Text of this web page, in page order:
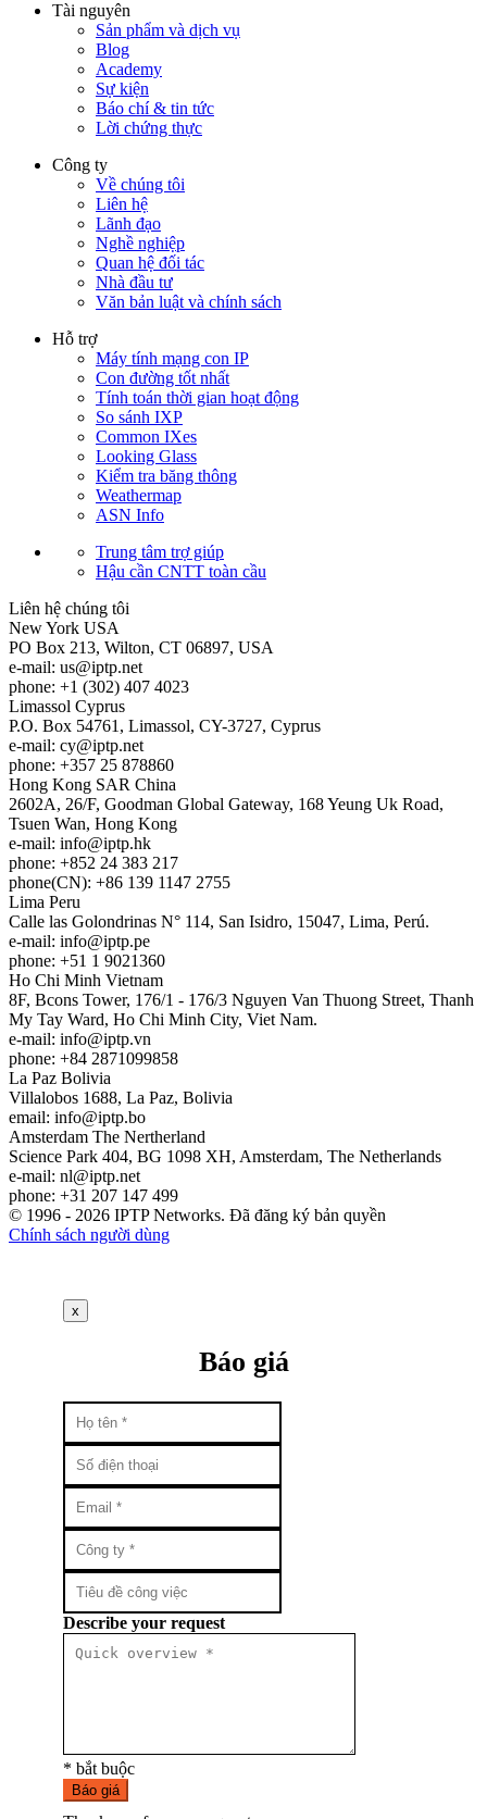
Tài nguyên
Sản phẩm và dịch vụ
Blog
Academy
Sự kiện
Báo chí & tin tức
Lời chứng thực
Công ty
Về chúng tôi
Liên hệ
Lãnh đạo
Nghề nghiệp
Quan hệ đối tác
Nhà đầu tư
Văn bản luật và chính sách
Hỗ trợ
Máy tính mạng con IP
Con đường tốt nhất
Tính toán thời gian hoạt động
So sánh IXP
Common IXes
Looking Glass
Kiểm tra băng thông
Weathermap
ASN Info
Trung tâm trợ giúp
Hậu cần CNTT toàn cầu
Liên hệ chúng tôi
New York USA
PO Box 213, Wilton, CT 06897, USA
e-mail: us
iptp.net
phone: +1 (302) 407 4023
Limassol Cyprus
P.O. Box 54761, Limassol, CY-3727, Cyprus
e-mail: cy
iptp.net
phone: +357 25 878860
Hong Kong SAR China
2602A, 26/F, Goodman Global Gateway, 168 Yeung Uk Road,
Tsuen Wan, Hong Kong
e-mail: info
iptp.hk
phone: +852 24 383 217
phone(CN): +86 139 1147 2755
Lima Peru
Calle las Golondrinas N° 114, San Isidro, 15047, Lima, Perú.
e-mail: info
iptp.pe
phone: +51 1 9021360
Ho Chi Minh Vietnam
8F, Bcons Tower, 176/1 - 176/3 Nguyen Van Thuong Street, Thanh
My Tay Ward, Ho Chi Minh City, Viet Nam.
e-mail: info
iptp.vn
phone: +84 2871099858
La Paz Bolivia
Villalobos 1688, La Paz, Bolivia
email: info
iptp.bo
Amsterdam The Nertherland
Science Park 404, BG 1098 XH, Amsterdam, The Netherlands
e-mail: nl
iptp.net
phone: +31 207 147 499
© 1996 - 2026 IPTP Networks. Đã đăng ký bản quyền
Chính sách người dùng
x
Báo giá
Describe your request
* bắt buộc
Báo giá